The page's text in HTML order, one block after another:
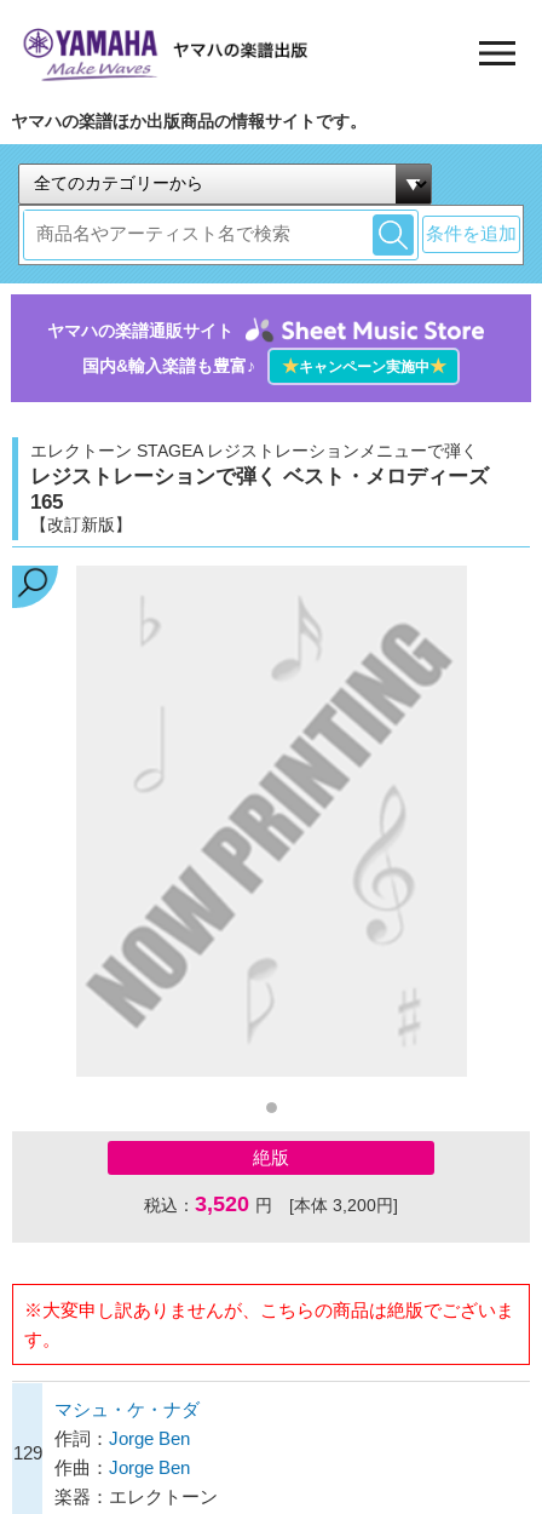
ヤマハの楽譜ほか出版商品の情報サイトです。
条件を追加
ヤマハの楽譜通販サイト
国内&輸入楽譜も豊富♪
★キャンペーン実施中★
エレクトーン STAGEA レジストレーションメニューで弾く
レジストレーションで弾く ベスト・メロディーズ
165
【改訂新版】
絶版
税込： 3,520 円 [本体 3,200円]
※大変申し訳ありませんが、こちらの商品は絶版でございま
す。
129
マシュ・ケ・ナダ
作詞： Jorge Ben
作曲： Jorge Ben
楽器：エレクトーン